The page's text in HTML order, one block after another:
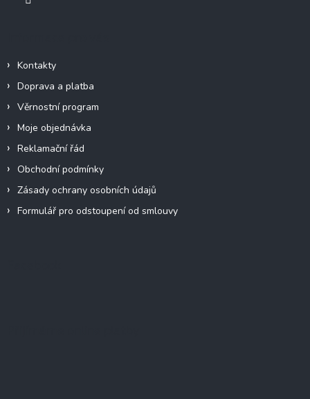
Kontakty
Doprava a platba
Věrnostní program
Moje objednávka
Reklamační řád
Obchodní podmínky
Zásady ochrany osobních údajů
Formulář pro odstoupení od smlouvy